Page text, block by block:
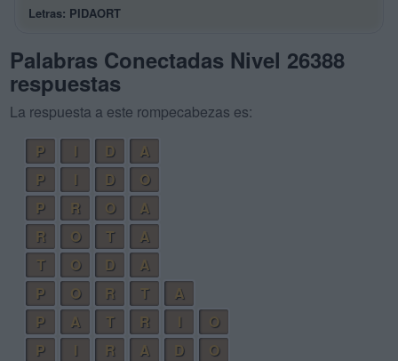
Letras: PIDAORT
Palabras Conectadas Nivel 26388
respuestas
La respuesta a este rompecabezas es:
P
D
A
P
D
O
P
R O
A
R
O T
A
T
O D
A
P
O R T
A
P
A T R
O
P
R A D
O